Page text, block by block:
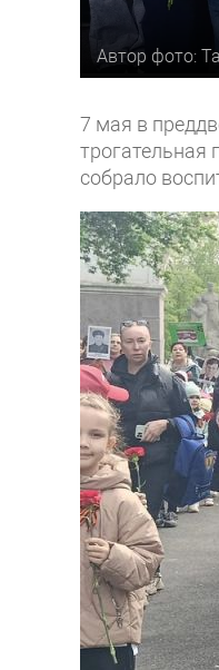
Автор фото:
7 мая в
трогательная
собрало